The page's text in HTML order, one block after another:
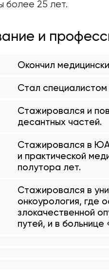
более 25 лет.
и
Окончил
Стал специалистом
Стажировался и
десантных частей.
Стажировался в
и практической
полутора лет.
Стажировался в
онкоурология, где
злокачественной
путей, и в